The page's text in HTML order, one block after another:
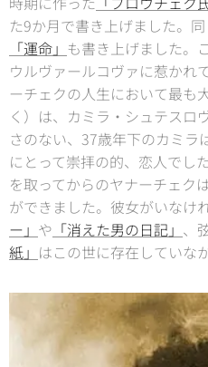
た9か月で書き上げました。
「運命」 も書き上げました。
ウルヴァールコヴァに惹かれ
ーチェクの人生において最も
く）は、カミラ・シュテスロ
さのない、37歳年下のカミラ
にとって崇拝の的、恋人でし
を取ってからのヤナーチェク
ができました。彼女がいなけ
ー」 や 「消えた男の日記」 、
紙」 はこの世に存在していな